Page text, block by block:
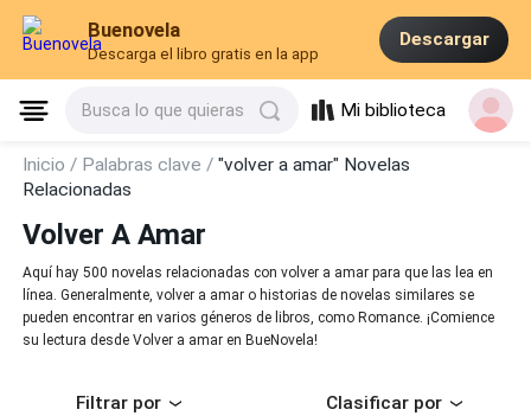
Buenovela
Descarga el libro gratis en la app
Descargar
Busca lo que quieras Mi biblioteca
Inicio / Palabras clave /"volver a amar" Novelas
Relacionadas
Volver A Amar
Aquí hay 500 novelas relacionadas con volver a amar para que las lea en
línea. Generalmente, volver a amar o historias de novelas similares se
pueden encontrar en varios géneros de libros, como Romance. ¡Comience
su lectura desde Volver a amar en BueNovela!
Filtrar por Clasificar por